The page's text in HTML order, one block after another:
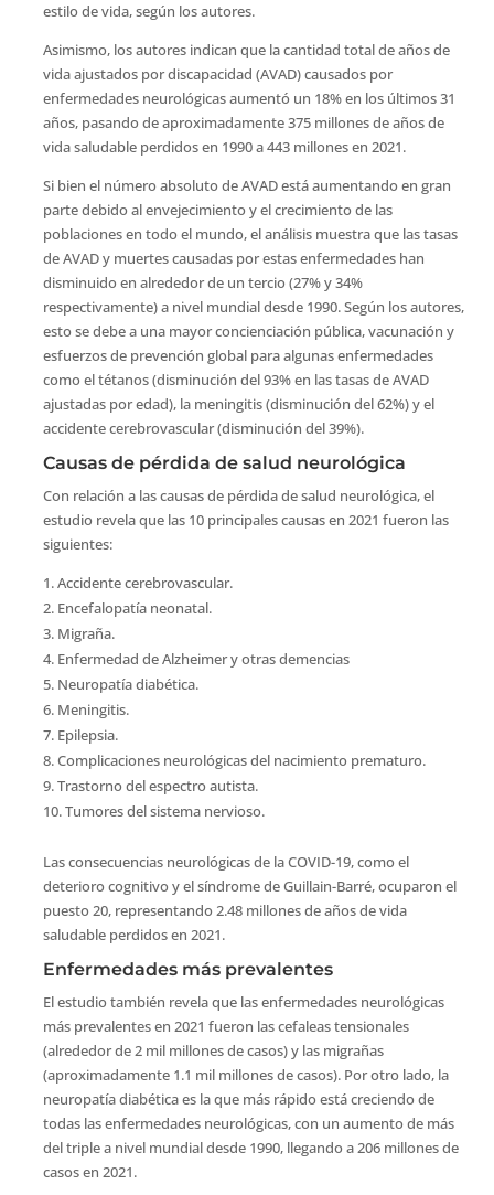
estilo de vida, según los autores.
Asimismo, los autores indican que la cantidad total de años de
vida ajustados por discapacidad (AVAD) causados por
enfermedades neurológicas aumentó un 18% en los últimos 31
años, pasando de aproximadamente 375 millones de años de
vida saludable perdidos en 1990 a 443 millones en 2021.
Si bien el número absoluto de AVAD está aumentando en gran
parte debido al envejecimiento y el crecimiento de las
poblaciones en todo el mundo, el análisis muestra que las tasas
de AVAD y muertes causadas por estas enfermedades han
disminuido en alrededor de un tercio (27% y 34%
respectivamente) a nivel mundial desde 1990. Según los autores,
esto se debe a una mayor concienciación pública, vacunación y
esfuerzos de prevención global para algunas enfermedades
como el tétanos (disminución del 93% en las tasas de AVAD
ajustadas por edad), la meningitis (disminución del 62%) y el
accidente cerebrovascular (disminución del 39%).
Causas de pérdida de salud neurológica
Con relación a las causas de pérdida de salud neurológica, el
estudio revela que las 10 principales causas en 2021 fueron las
siguientes:
Accidente cerebrovascular.
Encefalopatía neonatal.
Migraña.
Enfermedad de Alzheimer y otras demencias
Neuropatía diabética.
Meningitis.
Epilepsia.
Complicaciones neurológicas del nacimiento prematuro.
Trastorno del espectro autista.
Tumores del sistema nervioso.
Las consecuencias neurológicas de la COVID-19, como el
deterioro cognitivo y el síndrome de Guillain-Barré, ocuparon el
puesto 20, representando 2.48 millones de años de vida
saludable perdidos en 2021.
Enfermedades más prevalentes
El estudio también revela que las enfermedades neurológicas
más prevalentes en 2021 fueron las cefaleas tensionales
(alrededor de 2 mil millones de casos) y las migrañas
(aproximadamente 1.1 mil millones de casos). Por otro lado, la
neuropatía diabética es la que más rápido está creciendo de
todas las enfermedades neurológicas, con un aumento de más
del triple a nivel mundial desde 1990, llegando a 206 millones de
casos en 2021.